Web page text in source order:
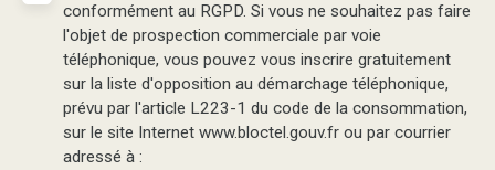
conformément au RGPD. Si vous ne souhaitez pas faire
l'objet de prospection commerciale par voie
téléphonique, vous pouvez vous inscrire gratuitement
sur la liste d'opposition au démarchage téléphonique,
prévu par l'article L223-1 du code de la consommation,
sur le site Internet www.bloctel.gouv.fr ou par courrier
adressé à :